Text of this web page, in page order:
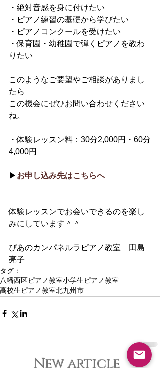
・絶対音感を身に付けたい
・ピアノ練習の基礎から学びたい
・ピアノコンクールを受けたい
・保育園・幼稚園で弾くピアノを教わ
りたい
このようなご要望やご相談がありまし
たら
この機会にぜひお問い合わせください
ね。
・体験レッスン料：30分2,000円・60分
4,000円
▶︎ お申し込み先はこちらへ
体験レッスンでお会いできるのを楽し
みにしています＾＾
ぴあのカンパネルラピアノ教室　田島
亮子
タグ：
八幡西区ピアノ教室小学生ピアノ教室
高校生ピアノ教室北九州市